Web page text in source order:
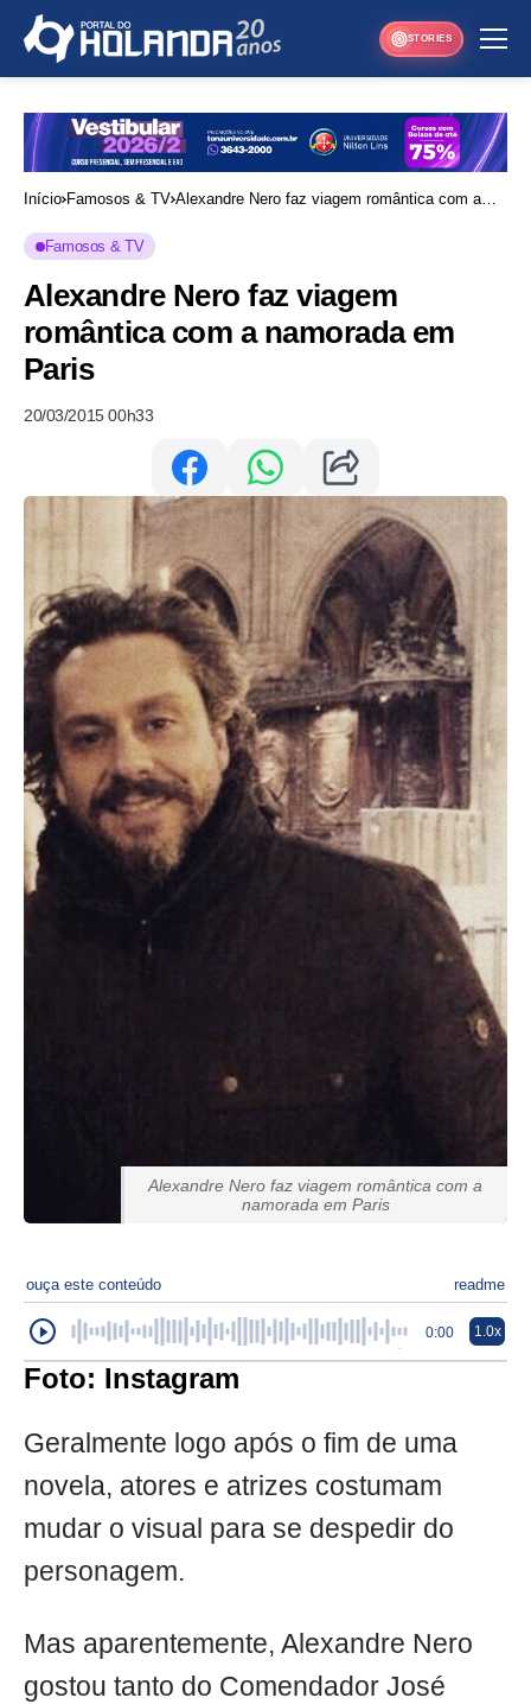
STORIES
Início Famosos & TV Alexandre Nero faz viagem romântica com a
Famosos & TV
Alexandre Nero faz viagem
romântica com a namorada em
Paris
20/03/2015 00h33
Alexandre Nero faz viagem romântica com a
namorada em Paris
ouça este conteúdo readme
0:00 1.0x
Foto: Instagram
Geralmente logo após o fim de uma
novela, atores e atrizes costumam
mudar o visual para se despedir do
personagem.
Mas aparentemente, Alexandre Nero
gostou tanto do Comendador José